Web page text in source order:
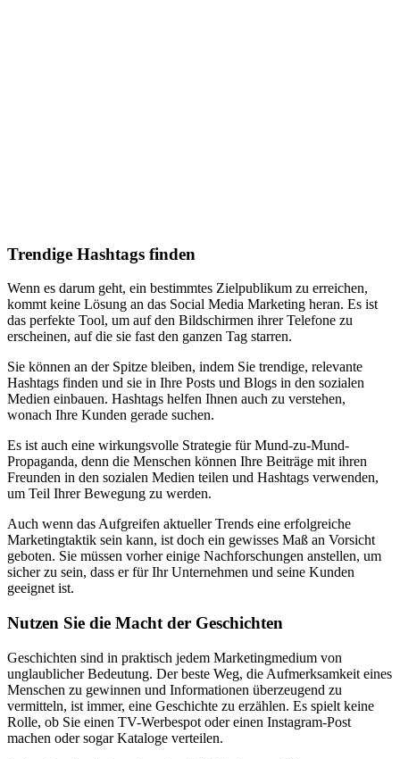
Trendige Hashtags finden
Wenn es darum geht, ein bestimmtes Zielpublikum zu erreichen,
kommt keine Lösung an das Social Media Marketing heran. Es ist
das perfekte Tool, um auf den Bildschirmen ihrer Telefone zu
erscheinen, auf die sie fast den ganzen Tag starren.
Sie können an der Spitze bleiben, indem Sie trendige, relevante
Hashtags finden und sie in Ihre Posts und Blogs in den sozialen
Medien einbauen. Hashtags helfen Ihnen auch zu verstehen,
wonach Ihre Kunden gerade suchen.
Es ist auch eine wirkungsvolle Strategie für Mund-zu-Mund-
Propaganda, denn die Menschen können Ihre Beiträge mit ihren
Freunden in den sozialen Medien teilen und Hashtags verwenden,
um Teil Ihrer Bewegung zu werden.
Auch wenn das Aufgreifen aktueller Trends eine erfolgreiche
Marketingtaktik sein kann, ist doch ein gewisses Maß an Vorsicht
geboten. Sie müssen vorher einige Nachforschungen anstellen, um
sicher zu sein, dass er für Ihr Unternehmen und seine Kunden
geeignet ist.
Nutzen Sie die Macht der Geschichten
Geschichten sind in praktisch jedem Marketingmedium von
unglaublicher Bedeutung. Der beste Weg, die Aufmerksamkeit eines
Menschen zu gewinnen und Informationen überzeugend zu
vermitteln, ist immer, eine Geschichte zu erzählen. Es spielt keine
Rolle, ob Sie einen TV-Werbespot oder einen Instagram-Post
machen oder sogar Kataloge verteilen.